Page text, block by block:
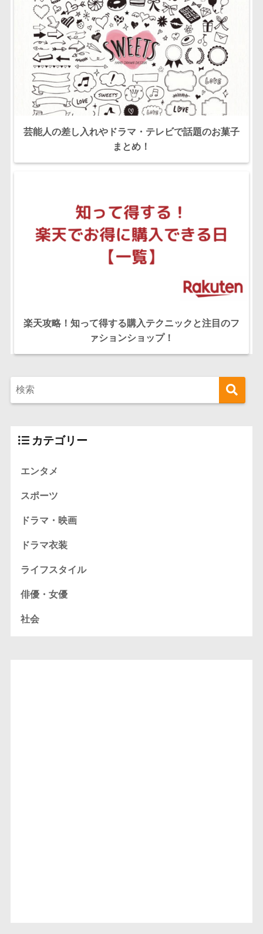
芸能人の差し入れやドラマ・テレビで話題のお菓子
まとめ！
楽天攻略！知って得する購入テクニックと注目のフ
ァションショップ！
カテゴリー
エンタメ
スポーツ
ドラマ・映画
ドラマ衣装
ライフスタイル
俳優・女優
社会